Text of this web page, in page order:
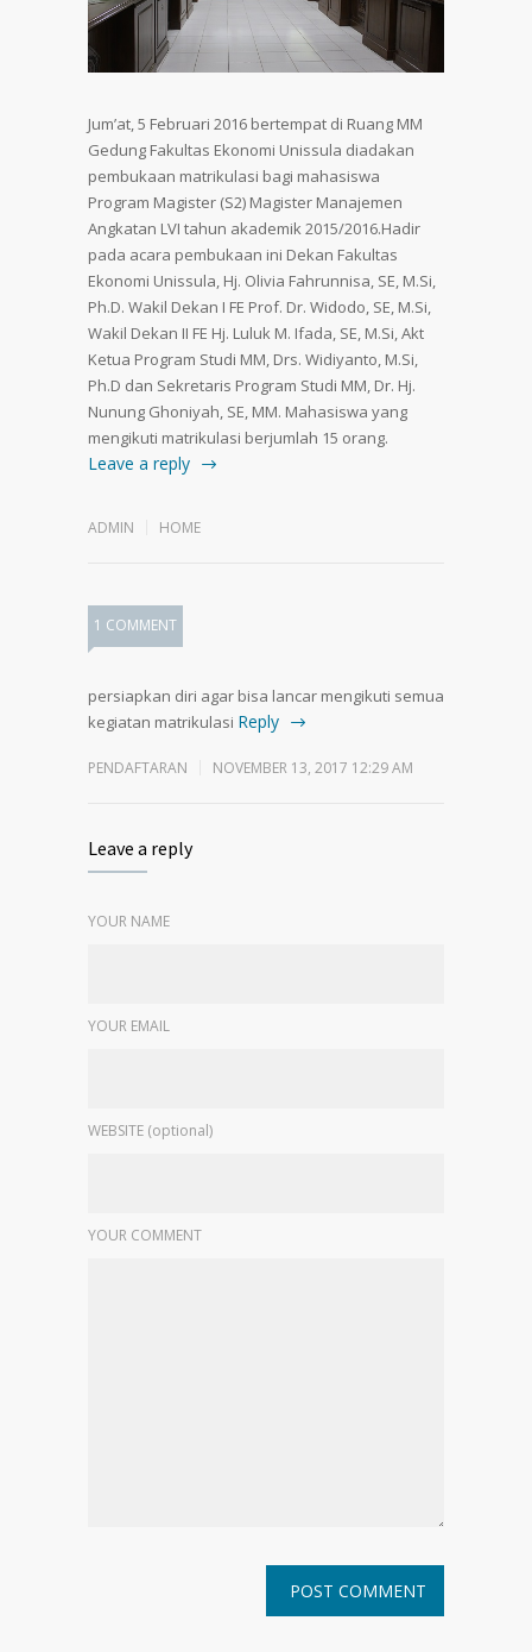
Jum’at, 5 Februari 2016 bertempat di Ruang MM
Gedung Fakultas Ekonomi Unissula diadakan
pembukaan matrikulasi bagi mahasiswa
Program Magister (S2) Magister Manajemen
Angkatan LVI tahun akademik 2015/2016.Hadir
pada acara pembukaan ini Dekan Fakultas
Ekonomi Unissula, Hj. Olivia Fahrunnisa, SE, M.Si,
Ph.D. Wakil Dekan I FE Prof. Dr. Widodo, SE, M.Si,
Wakil Dekan II FE Hj. Luluk M. Ifada, SE, M.Si, Akt
Ketua Program Studi MM, Drs. Widiyanto, M.Si,
Ph.D dan Sekretaris Program Studi MM, Dr. Hj.
Nunung Ghoniyah, SE, MM. Mahasiswa yang
mengikuti matrikulasi berjumlah 15 orang.
Leave a reply
ADMIN HOME
1 COMMENT
persiapkan diri agar bisa lancar mengikuti semua
kegiatan matrikulasi Reply
PENDAFTARAN NOVEMBER 13, 2017 12:29 AM
Leave a reply
YOUR NAME
YOUR EMAIL
WEBSITE (optional)
YOUR COMMENT